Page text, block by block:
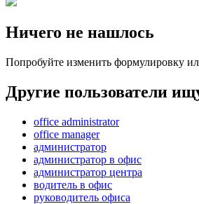
Ничего не нашлось
Попробуйте изменить формулировку
Другие пользователи
office administrator
office manager
администратор
администратор в офис
администратор центра
водитель в офис
руководитель офиса